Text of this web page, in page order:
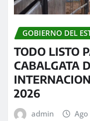
GOBIERNO DEL
TODO LISTO
CABALGATA
2026
admin